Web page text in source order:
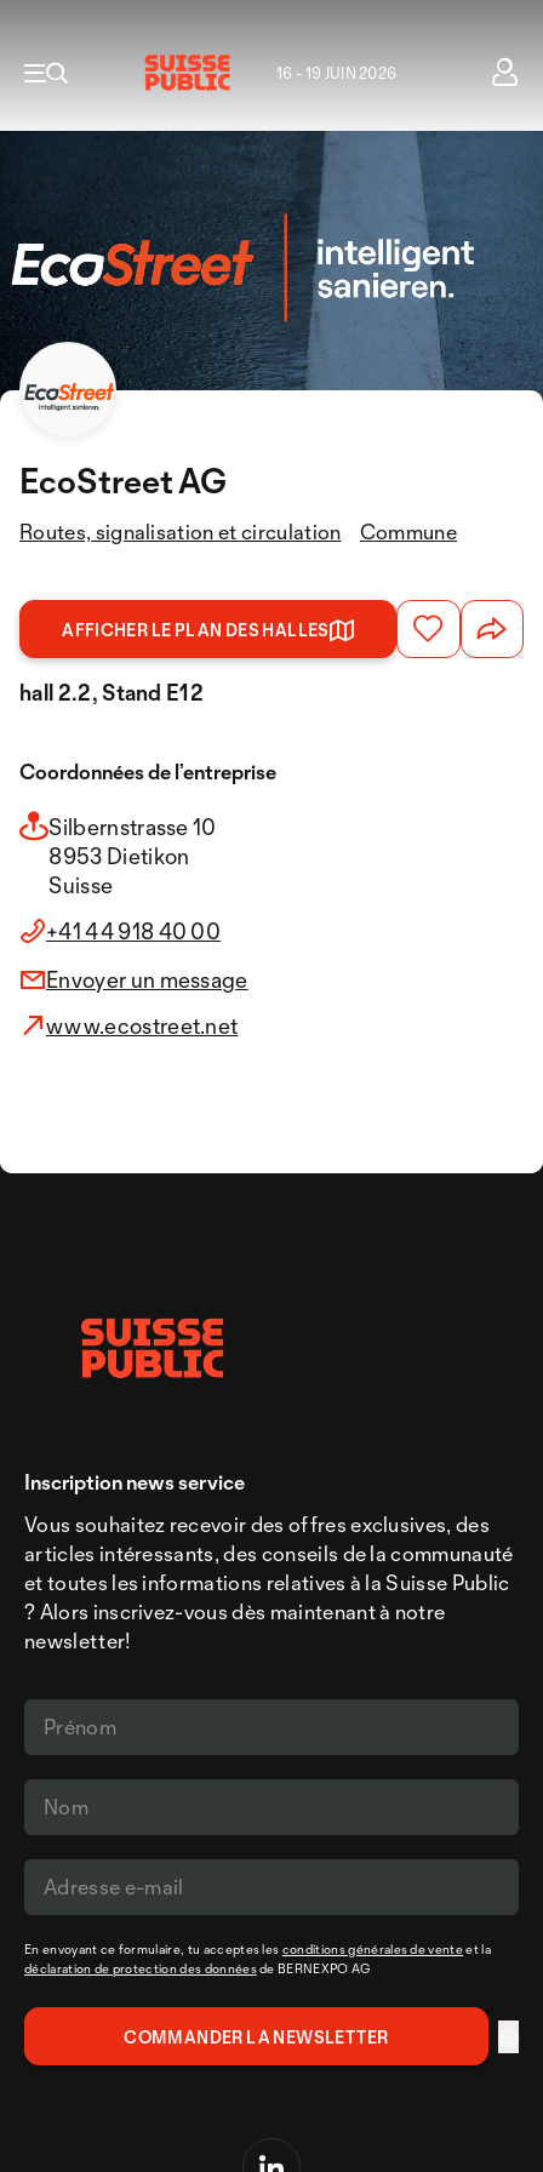
16 - 19 JUIN 2026
EcoStreet AG
Routes, signalisation et circulation Commune
AFFICHER LE PLAN DES HALLES
hall 2.2, Stand E12
Coordonnées de l’entreprise
Silbernstrasse 10
8953 Dietikon
Suisse
+41 44 918 40 00
Envoyer un message
www.ecostreet.net
Inscription news service
Vous souhaitez recevoir des offres exclusives, des
articles intéressants, des conseils de la communauté
et toutes les informations relatives à la Suisse Public
? Alors inscrivez-vous dès maintenant à notre
newsletter!
En envoyant ce formulaire, tu acceptes les conditions générales de venteet la
déclaration de protection des donnéesde BERNEXPO AG